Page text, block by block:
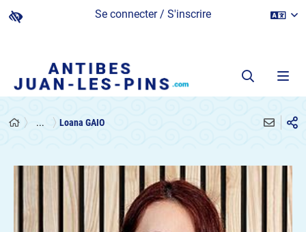
Se connecter / S'inscrire
... Loana GAIO